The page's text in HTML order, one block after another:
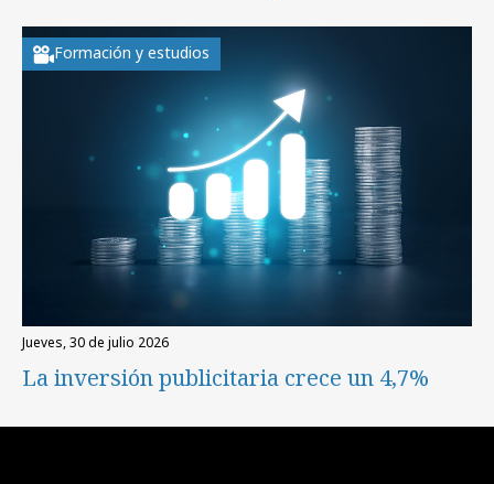
Formación y estudios
jueves, 30 de julio 2026
La inversión publicitaria crece un 4,7%